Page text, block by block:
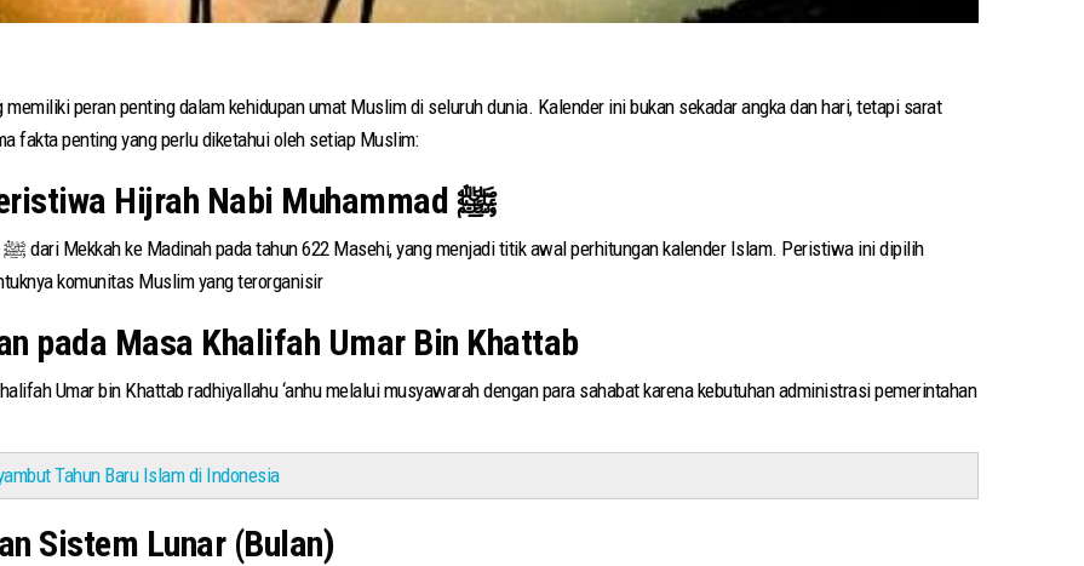
peran penting dalam kehidupan umat Muslim di seluruh dunia. Kalender ini bukan sekadar angka dan hari, tetapi sarat
fakta penting yang perlu diketahui oleh setiap Muslim:
1. Tahun Hijriah Berawal dari Peristiwa Hijrah Nabi Muhammad ﷺ
komunitas Muslim yang terorganisir
pada Masa Khalifah Umar Bin Khattab
Umar bin Khattab radhiyallahu ‘anhu melalui musyawarah dengan para sahabat karena kebutuhan administrasi pemerintahan
Tahun Baru Islam di Indonesia
Sistem Lunar (Bulan)